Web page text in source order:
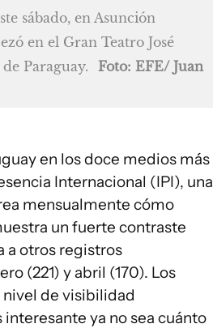
sábado, en Asunción
en el Gran Teatro José
Paraguay.
Foto: EFE/ Juan
en los doce medios más
Internacional (IPI), una
mensualmente cómo
un fuerte contraste
a otros registros
(221) y abril (170). Los
de visibilidad
ya no sea cuánto